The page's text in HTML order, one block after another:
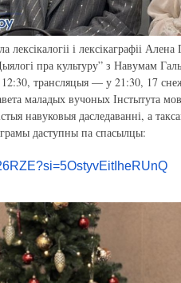
лексікалогіі і лексікаграфіі
пра культуру” з Навумам
трансляцыя — у 21:30, 17
маладых вучоных Інстытута
навуковыя даследаванні, а
даступны па спасылцы:
si=5OstyvEitIheRUnQ